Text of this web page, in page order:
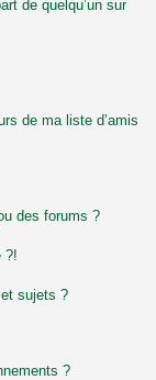
de quelqu’un sur
de ma liste d’amis
des forums ?
?!
sujets ?
?